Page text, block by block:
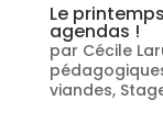
Le
agendas !
par Cécile
viandes,